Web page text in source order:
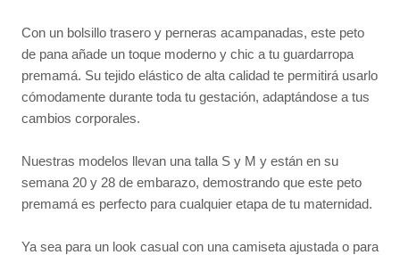
Con un bolsillo trasero y perneras acampanadas, este peto
de pana añade un toque moderno y chic a tu guardarropa
premamá. Su tejido elástico de alta calidad te permitirá usarlo
cómodamente durante toda tu gestación, adaptándose a tus
cambios corporales.
Nuestras modelos llevan una talla S y M y están en su
semana 20 y 28 de embarazo, demostrando que este peto
premamá es perfecto para cualquier etapa de tu maternidad.
Ya sea para un look casual con una camiseta ajustada o para